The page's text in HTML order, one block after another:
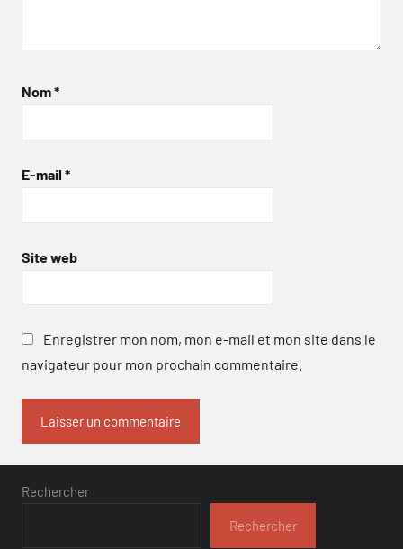
Nom*
E-mail *
Site web
Enregistrer mon nom, mon e-mail et mon site dans le
navigateur pour mon prochain commentaire.
Rechercher
Rechercher